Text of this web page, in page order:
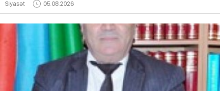
Siyasət 05.08.2026